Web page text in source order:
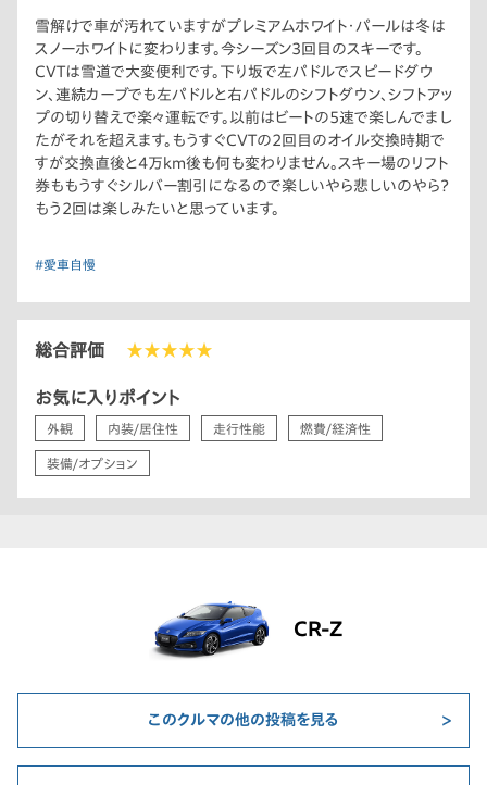
雪解けで車が汚れていますがプレミアムホワイト・パールは冬は
スノーホワイトに変わります。今シーズン3回目のスキーです。
CVTは雪道で大変便利です。下り坂で左パドルでスピードダウ
ン、連続カーブでも左パドルと右パドルのシフトダウン、シフトアッ
プの切り替えで楽々運転です。以前はビートの5速で楽しんでまし
たがそれを超えます。もうすぐCVTの2回目のオイル交換時期で
すが交換直後と4万km後も何も変わりません。スキー場のリフト
券ももうすぐシルバー割引になるので楽しいやら悲しいのやら？
もう2回は楽しみたいと思っています。
#愛車自慢
総合評価 ★★★★★
お気に入りポイント
外観 内装/居住性 走行性能 燃費/経済性
装備/オプション
CR-Z
このクルマの他の投稿を見る